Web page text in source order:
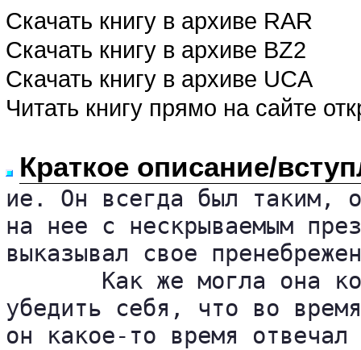
Скачать книгу в архиве RAR
Скачать книгу в архиве BZ2
Скачать книгу в архиве UCA
Читать книгу прямо на сайте
Краткое описание/
ие. Он всегда был таким,
на нее с нескрываемым
выказывал свое
Как же могла она
убедить себя, что во
он какое-то время